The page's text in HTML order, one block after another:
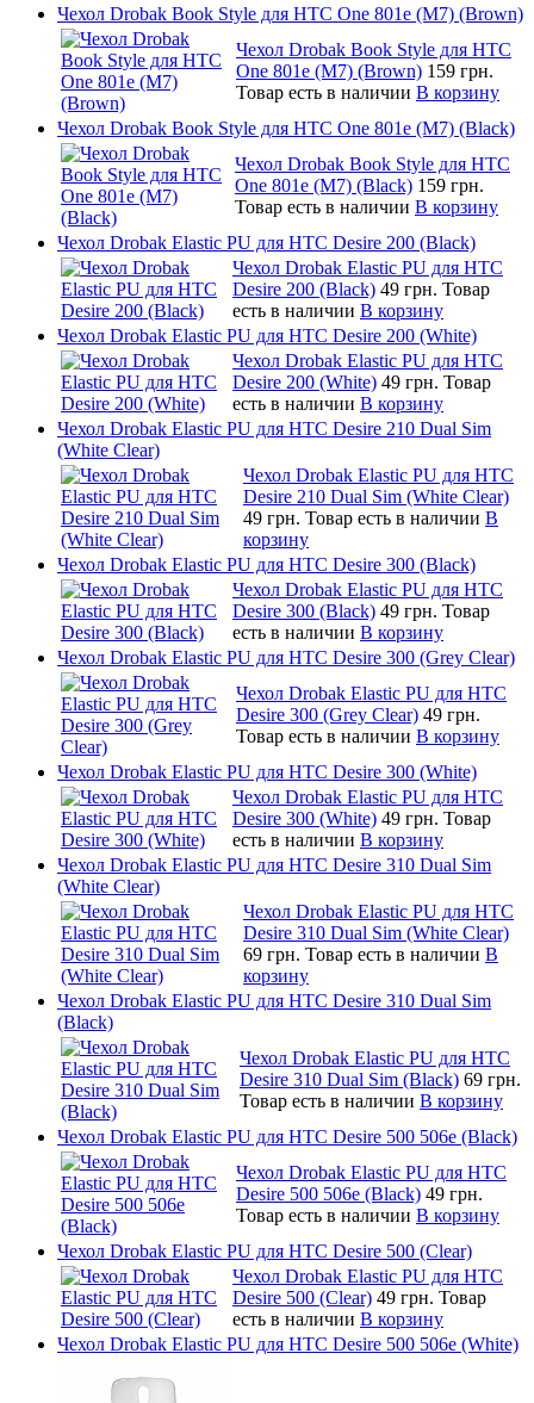
Чехол Drobak Book Style для HTC One 801e (M7) (Brown)
Чехол Drobak Book Style для HTC
One 801e (M7) (Brown) 159 грн.
Товар есть в наличии В корзину
Чехол Drobak Book Style для HTC One 801e (M7) (Black)
Чехол Drobak Book Style для HTC
One 801e (M7) (Black) 159 грн.
Товар есть в наличии В корзину
Чехол Drobak Elastic PU для HTC Desire 200 (Black)
Чехол Drobak Elastic PU для HTC
Desire 200 (Black) 49 грн. Товар
есть в наличии В корзину
Чехол Drobak Elastic PU для HTC Desire 200 (White)
Чехол Drobak Elastic PU для HTC
Desire 200 (White) 49 грн. Товар
есть в наличии В корзину
Чехол Drobak Elastic PU для HTC Desire 210 Dual Sim
(White Clear)
Чехол Drobak Elastic PU для HTC
Desire 210 Dual Sim (White Clear)
49 грн. Товар есть в наличии В
корзину
Чехол Drobak Elastic PU для HTC Desire 300 (Black)
Чехол Drobak Elastic PU для HTC
Desire 300 (Black) 49 грн. Товар
есть в наличии В корзину
Чехол Drobak Elastic PU для HTC Desire 300 (Grey Clear)
Чехол Drobak Elastic PU для HTC
Desire 300 (Grey Clear) 49 грн.
Товар есть в наличии В корзину
Чехол Drobak Elastic PU для HTC Desire 300 (White)
Чехол Drobak Elastic PU для HTC
Desire 300 (White) 49 грн. Товар
есть в наличии В корзину
Чехол Drobak Elastic PU для HTC Desire 310 Dual Sim
(White Clear)
Чехол Drobak Elastic PU для HTC
Desire 310 Dual Sim (White Clear)
69 грн. Товар есть в наличии В
корзину
Чехол Drobak Elastic PU для HTC Desire 310 Dual Sim
(Black)
Чехол Drobak Elastic PU для HTC
Desire 310 Dual Sim (Black) 69 грн.
Товар есть в наличии В корзину
Чехол Drobak Elastic PU для HTC Desire 500 506e (Black)
Чехол Drobak Elastic PU для HTC
Desire 500 506e (Black) 49 грн.
Товар есть в наличии В корзину
Чехол Drobak Elastic PU для HTC Desire 500 (Clear)
Чехол Drobak Elastic PU для HTC
Desire 500 (Clear) 49 грн. Товар
есть в наличии В корзину
Чехол Drobak Elastic PU для HTC Desire 500 506e (White)